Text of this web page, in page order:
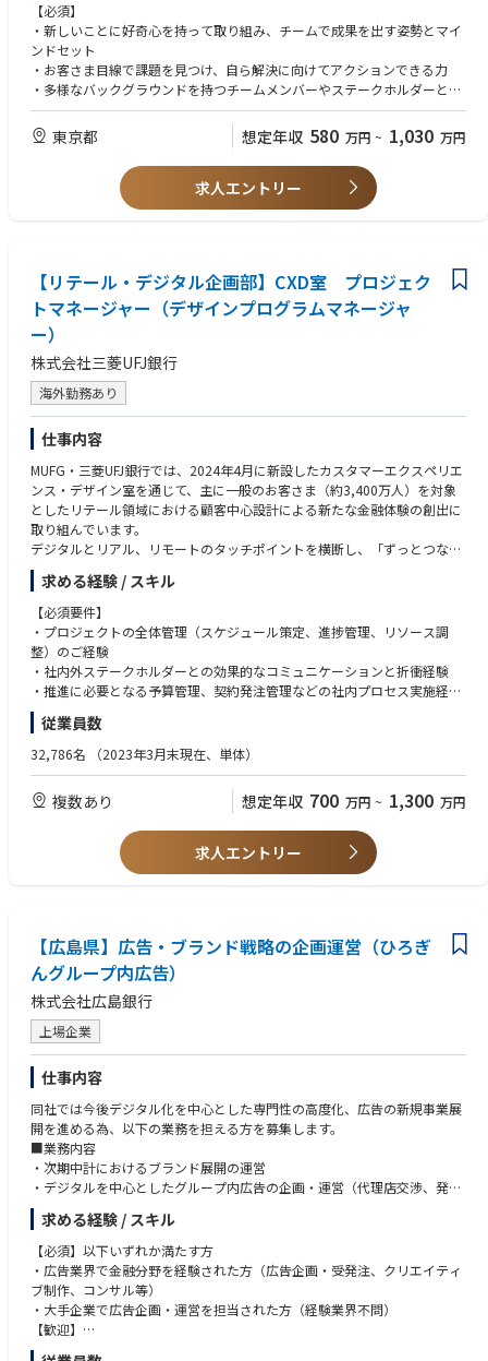
■職務内容
当社のデジタルプロダクト開発のデザイン領域に広く関わるポジションで
す。
力・連携し、高品質で高速なシステム開発を実現するデザインシステムの
構築、ビジュアルデザインのガイドライン策定や、UIデザインの制作と実
装を推進する役割を担っていただきます。
＜具体的な業務内容＞
・デザインシステムの構築と継続的な改善
・プロダクト開発におけるビジュアルデザインのガイドライン作成と継続
的な改善
・プロダクト開発におけるUIデザインの制作と実装
・当社社内外のチームメンバーやステークホルダーとのコミュニケーショ
ン
・当社におけるデザイン活動の社外発信とデザインコミュニティとの連携
【環境】適宜最適なものを選定し活用しています
（一例）
◇デザインツール:Figma,Adobe XD, Photoshop
◇言語:Go/Java/Python/JavaScript 等
◇開発:GitLab/GCP
Docker/Kubernetes/Anthos/ArgoCD/Teraform/Ansible/CloudSpanner/B
igQuery
◇アプリID管理:okta
◇PJ管理:Confluence/Jira Software
◇運用監視:PRISMA CLOUD/pagerduty/DATADOG
【必須】
・新しいことに好奇心を持って取り組み、チームで成果を出す姿勢とマイ
ンドセット
・お客さま目線で課題を見つけ、自ら解決に向けてアクションできる力
・多様なバックグラウンドを持つチームメンバーやステークホルダーとの
円滑な協業や合意形成を行える高いコミュニケーション能力
・事業会社のデザイン部門またはデザイン系コンサルティング会社での実
務経験５年以上
・デザイン思考、UIデザイン、プロダクト開発、コミュニケーションデザ
インに関する深い理解と高い実務能力
・プログラミングの実務経験
※金融関連経験は一切不問です。様々な業界出身者を募集中です。
東京都 想定年収 580 万円 ~ 1,030 万円
求人エントリー
【リテール・デジタル企画部】CXD室 プロジェク
トマネージャー（デザインプログラムマネージャ
ー）
株式会社三菱UFJ銀行
海外勤務あり
仕事内容
MUFG・三菱UFJ銀行では、2024年4月に新設したカスタマーエクスペリエ
ンス・デザイン室を通じて、主に一般のお客さま（約3,400万人）を対象
としたリテール領域における顧客中心設計による新たな金融体験の創出に
取り組んでいます。
デジタルとリアル、リモートのタッチポイントを横断し、「ずっとつなが
る、ずっとよりそう」という理念のもと、お客さまが日々の生活で「MUF
Gで良かった」と感じて頂けるような体験を提供することを目指していま
す。このミッションに共感し、共に成長を目指すサービスデザイナー・UX
デザイナーを募集しています。
【職務】
三菱UFJ銀行を起点としてMUFGグループ各社と連携を行いながら、顧客体
ログラムマネージャーとして担っていただきます。
具体的な想定業務は以下
・顧客中心設計カルチャーの推進とコーポレートレベルでのデザインプロ
セスの導入
・銀行組織内のプロジェクト推進・管理業務（ノンデザイナー可）
できるダイナミズム
・メガバンクにおけるCX向上スキーム・組織構築というミッションへの参
画
・生活に不可欠な「金融」サービスをお客さまに適切に届け、お金の不安
を解消することに貢献できる社会的意義の大きさ
・インハウスサービスデザイナーとして、金融サービスへの理解を深めな
がらスキルアップ出来るフィールド
【キャリアパス】
デザインプログラムマネージャーのプロフェッショナルとしてのキャリア
はもちろん、将来的には希望や適性に応じて、総合職として幅広い業務を
担当、およびマネジメントを担っていただく可能性もあります。
求める経験 / スキル
【必須要件】
・プロジェクトの全体管理（スケジュール策定、進捗管理、リソース調
整）のご経験
・社内外ステークホルダーとの効果的なコミュニケーションと折衝経験
・推進に必要となる予算管理、契約発注管理などの社内プロセス実施経験
・外部パートナーマネジメント経験
【推奨要件】
・人間中心設計（HCD）やデザイン思考を活用したプロジェクト経験
・デザイン組織における体制構築、仕組み作り、組織浸透、運用に関わる
・当事者意識を持ち自発的にまわりへ働きかけができる方
・異なる立場や利害を持った相手でも尊重・連携ができる方
・自部署のみならず、多くの他部署を巻き込みながら仕事を進めていくこ
とができる方
・仕事を楽しみチームが活躍できる環境づくりに貢献できる方
・仕事とプライベートにメリハリを付けることができる方
【歓迎】
・PMP資格
・言語：日本語（ネイティブレベル）、英語（ビジネスレベル）
・大規模組織での業務経験
・金融機関での業務経験
従業員数
32,786名 （2023年3月末現在、単体）
複数あり 想定年収 700 万円 ~ 1,300 万円
求人エントリー
【広島県】広告・ブランド戦略の企画運営（ひろぎ
んグループ内広告）
株式会社広島銀行
上場企業
仕事内容
同社では今後デジタル化を中心とした専門性の高度化、広告の新規事業展
開を進める為、以下の業務を担える方を募集します。
■業務内容
・次期中計におけるブランド展開の運営
・デジタルを中心としたグループ内広告の企画・運営（代理店交渉、発
注、効果測定）
・広告事業の拡大に向けた企画、実装
■働き方
新たなワークスタイルへの対応も積極的に進めており、最新のオフィスセ
キュリティ、リモートワーク環境完備、TPOに合わせた服装の自由化、ダ
イバーシティなど、働きやすさも充実しています。また公正な評価制度の
求める経験 / スキル
【必須】以下いずれか満たす方
・広告業界で金融分野を経験された方（広告企画・受発注、クリエイティ
ブ制作、コンサル等）
・大手企業で広告企画・運営を担当された方（経験業界不問）
【歓迎】
Googleアナリティクス個人認定資格(上級)